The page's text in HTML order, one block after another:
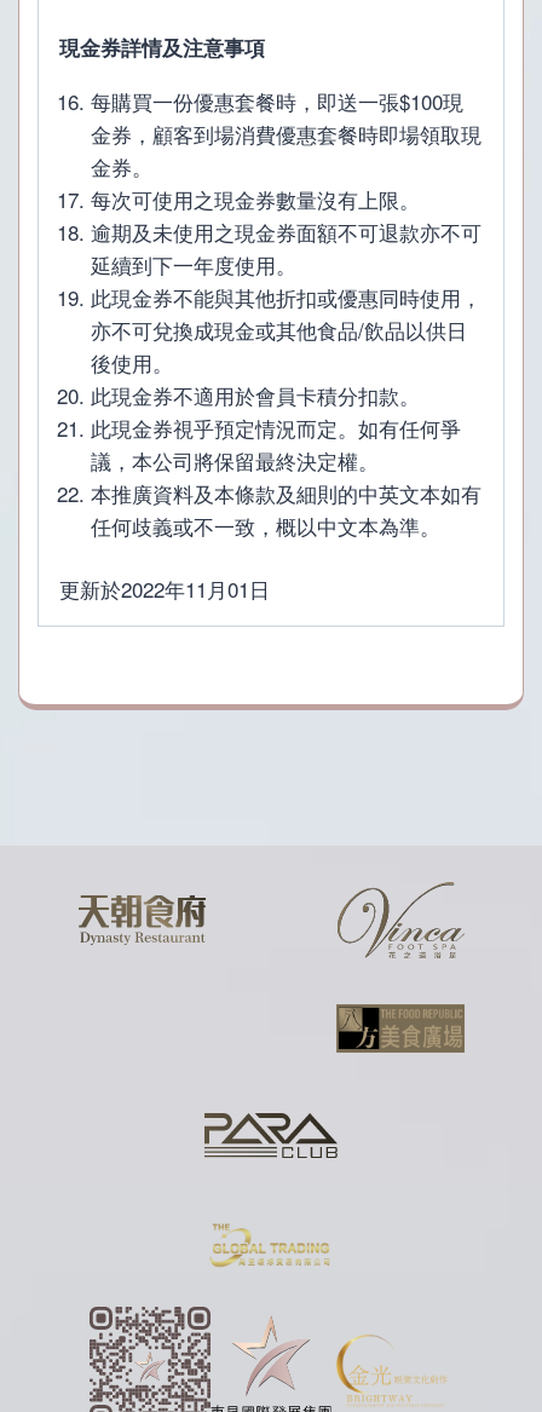
現金券詳情及注意事項
每購買一份優惠套餐時，即送一張$100現
金券，顧客到場消費優惠套餐時即場領取現
金券。
每次可使用之現金券數量沒有上限。
逾期及未使用之現金券面額不可退款亦不可
延續到下一年度使用。
此現金券不能與其他折扣或優惠同時使用，
亦不可兌換成現金或其他食品/飲品以供日
後使用。
此現金券不適用於會員卡積分扣款。
此現金券視乎預定情況而定。如有任何爭
議，本公司將保留最終決定權。
本推廣資料及本條款及細則的中英文本如有
任何歧義或不一致，概以中文本為準。
更新於2022年11月01日